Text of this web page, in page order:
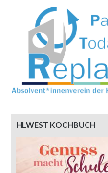
HLWEST KOCHBUCH